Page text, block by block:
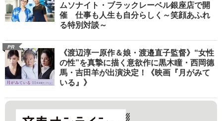
ムソナイト・ブラックレーベル銀座店で開
催 仕事も人生も自分らしく～笑顔あふれ
る特別対談～
PR
《渡辺淳一原作＆娘・渡邉直子監督》“女性
の性”を真摯に描く意欲作に黒木瞳・西岡德
馬・吉田羊が出演決定！《映画『月がみて
いる』》